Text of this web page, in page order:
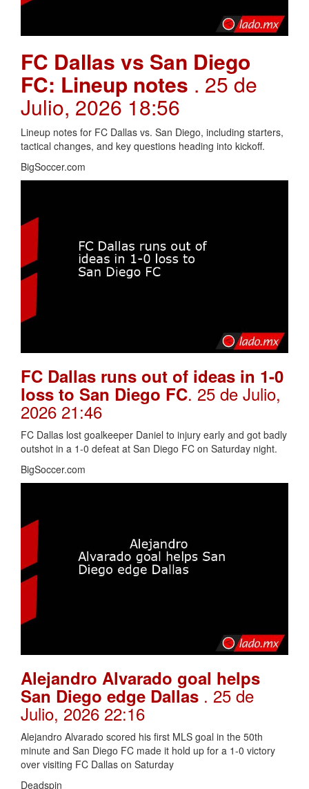
FC Dallas vs San Diego
FC: Lineup notes . 25 de
Julio, 2026 18:56
Lineup notes for FC Dallas vs. San Diego, including starters,
tactical changes, and key questions heading into kickoff.
BigSoccer.com
FC Dallas runs out of ideas in 1-0
loss to San Diego FC. 25 de Julio,
2026 21:46
FC Dallas lost goalkeeper Daniel to injury early and got badly
outshot in a 1-0 defeat at San Diego FC on Saturday night.
BigSoccer.com
Alejandro Alvarado goal helps
San Diego edge Dallas . 25 de
Julio, 2026 22:16
Alejandro Alvarado scored his first MLS goal in the 50th
minute and San Diego FC made it hold up for a 1-0 victory
over visiting FC Dallas on Saturday
Deadspin